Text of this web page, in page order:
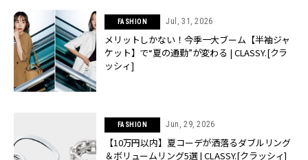
FASHION Jul, 31, 2026
メリットしかない！今季一大ブーム【半袖ジャ
ケット】で“夏の通勤”が変わる | CLASSY.[クラ
ッシィ]
FASHION Jun, 29, 2026
【10万円以内】夏コーデが洒落るダブルリング
＆ボリュームリング5選 | CLASSY.[クラッシィ]